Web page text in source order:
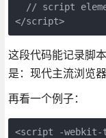
// script
</script>
这段代码能记录脚
是：现代主流浏览器
再看一个例子：
<script -